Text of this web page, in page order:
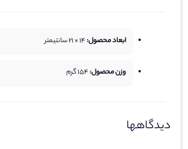
ابعاد محصول:14 × 21 سانتیمتر
وزن محصول:154گرم
دیدگاهها